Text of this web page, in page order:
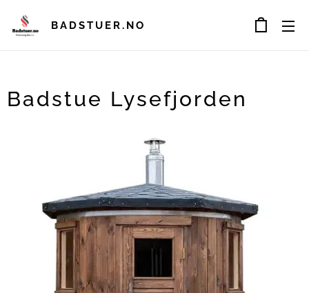
BADSTUER.NO
Badstue Lysefjorden